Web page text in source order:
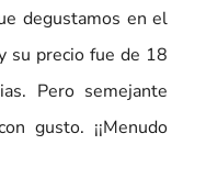
degustamos en el
su precio fue de 18
Pero semejante
gusto. ¡¡Menudo